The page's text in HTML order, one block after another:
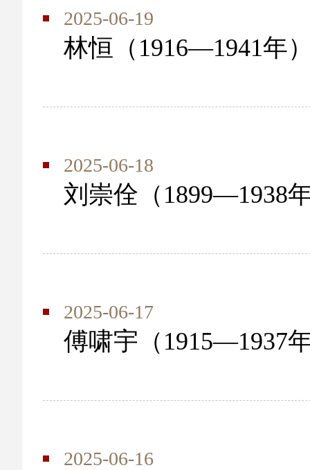
2025-06-19
林恒（1916—1941年
2025-06-18
刘崇佺（1899—1938
2025-06-17
傅啸宇（1915—1937
2025-06-16